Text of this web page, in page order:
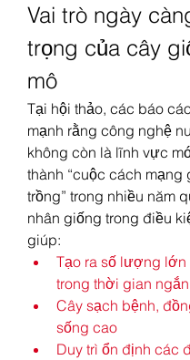
Vai trò ngày
trọng của cây
mô
Tại hội thảo, các báo
mạnh rằng công nghệ
không còn là lĩnh vực
thành “cuộc cách mạng
trồng” trong nhiều năm
nhân giống trong điều
giúp:
Tạo ra số lượng
trong thời gian ngắn
Cây sạch bệnh,
sống cao
Duy trì ổn định các